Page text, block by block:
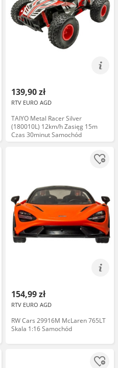
139,90 zł
RTV EURO AGD
TAIYO Metal Racer Silver
(180010L) 12km/h Zasięg 15m
Czas 30minut Samochód
154,99 zł
RTV EURO AGD
RW Cars 29916M McLaren 765LT
Skala 1:16 Samochód